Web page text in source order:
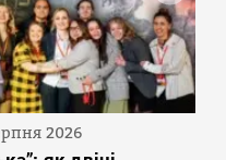
2026